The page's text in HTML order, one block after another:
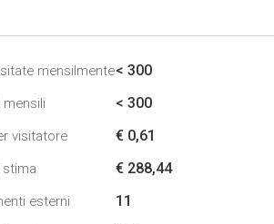
mensilmente< 300
< 300
visitatore € 0,61
stima € 288,44
esterni 11